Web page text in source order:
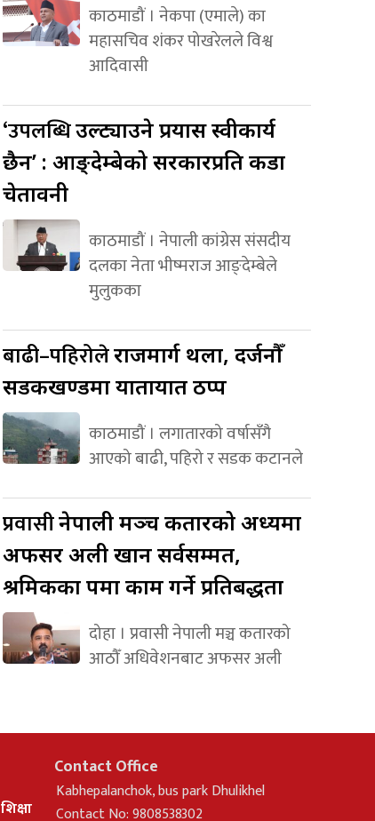
काठमाडौं । नेकपा (एमाले) का
महासचिव शंकर पोखरेलले विश्व
आदिवासी
‘उपलब्धिउल्ट्याउने प्रयास स्वीकार्य
छैन’ : आङ्देम्बेको सरकारप्रति कडा
चेतावनी
काठमाडौं । नेपाली कांग्रेस संसदीय
दलका नेता भीष्मराज आङ्देम्बेले
मुलुकका
बाढी–पहिरोलेराजमार्ग थला, दर्जनौँ
सडकखण्डमा यातायात ठप्प
काठमाडौं । लगातारको वर्षासँगै
आएको बाढी, पहिरो र सडक कटानले
प्रवासीनेपाली मञ्च कतारको अध्यक्षमा
अफसर अली खान सर्वसम्मत,
श्रमिकका पक्षमा काम गर्ने प्रतिबद्धता
दोहा । प्रवासी नेपाली मञ्च कतारको
आठौँ अधिवेशनबाट अफसर अली
शिक्षा
Contact Office
Kabhepalanchok, bus park Dhulikhel
Contact No: 9808538302